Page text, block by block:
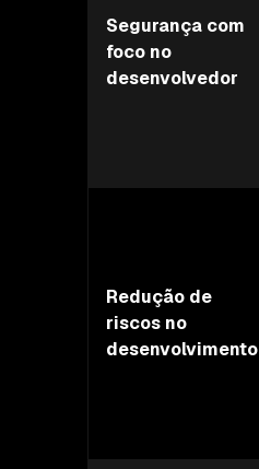
Segurança com
foco no
desenvolvedor
Redução de
riscos no
desenvolvimento